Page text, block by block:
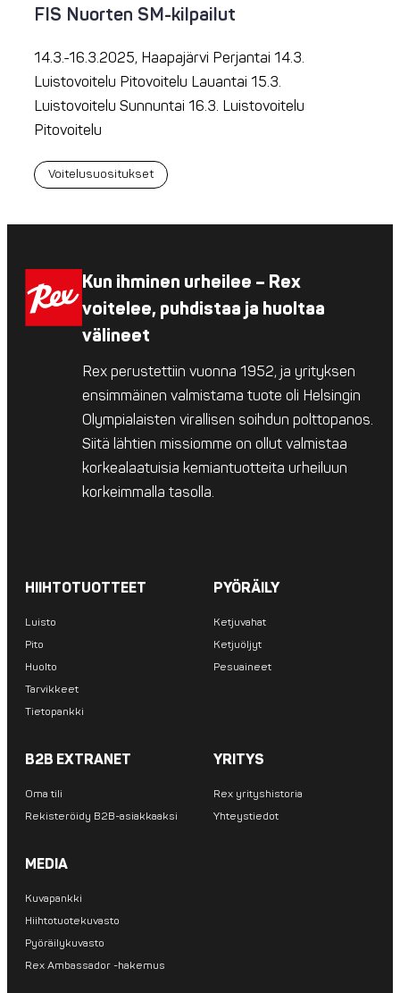
FIS Nuorten SM-kilpailut
14.3.-16.3.2025, Haapajärvi Perjantai 14.3.
Luistovoitelu Pitovoitelu Lauantai 15.3.
Luistovoitelu Sunnuntai 16.3. Luistovoitelu
Pitovoitelu
Voitelusuositukset
Kun ihminen urheilee – Rex
voitelee, puhdistaa ja huoltaa
välineet
Rex perustettiin vuonna 1952, ja yrityksen
ensimmäinen valmistama tuote oli Helsingin
Olympialaisten virallisen soihdun polttopanos.
Siitä lähtien missiomme on ollut valmistaa
korkealaatuisia kemiantuotteita urheiluun
korkeimmalla tasolla.
HIIHTOTUOTTEET
Luisto
Pito
Huolto
Tarvikkeet
Tietopankki
PYÖRÄILY
Ketjuvahat
Ketjuöljyt
Pesuaineet
B2B EXTRANET
Oma tili
Rekisteröidy B2B-asiakkaaksi
YRITYS
Rex yrityshistoria
Yhteystiedot
MEDIA
Kuvapankki
Hiihtotuotekuvasto
Pyöräilykuvasto
Rex Ambassador -hakemus